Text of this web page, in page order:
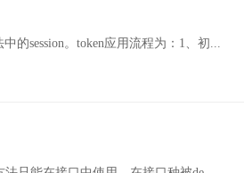
的session。token应用流程为：1、初...